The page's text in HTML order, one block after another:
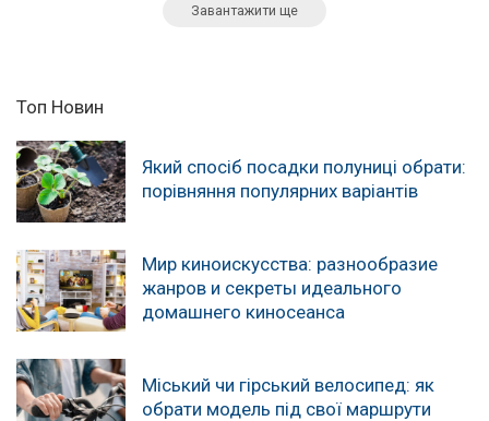
Завантажити ще
Топ Новин
Який спосіб посадки полуниці обрати:
порівняння популярних варіантів
Мир киноискусства: разнообразие
жанров и секреты идеального
домашнего киносеанса
Міський чи гірський велосипед: як
обрати модель під свої маршрути